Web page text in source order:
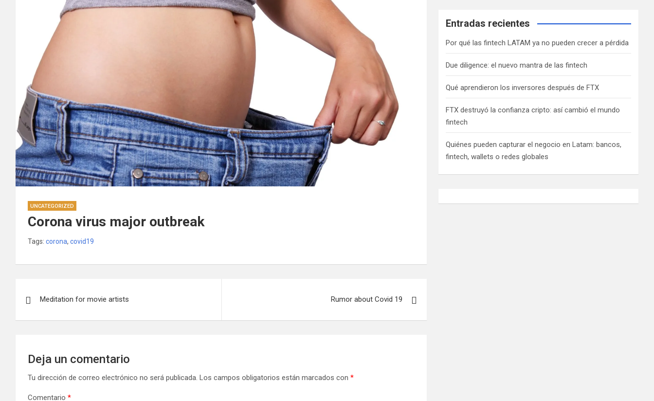
UNCATEGORIZED
Corona virus major outbreak
Tags: corona, covid19
de
Meditation for movie artists Rumor about Covid 19
Deja un comentario
Tu dirección de correo electrónico no será publicada. Los campos obligatorios están marcados con *
Comentario *
Entradas recientes
Por qué las fintech LATAM ya no pueden crecer a pérdida
Due diligence: el nuevo mantra de las fintech
Qué aprendieron los inversores después de FTX
FTX destruyó la confianza cripto: así cambió el mundo
fintech
Quiénes pueden capturar el negocio en Latam: bancos,
fintech, wallets o redes globales